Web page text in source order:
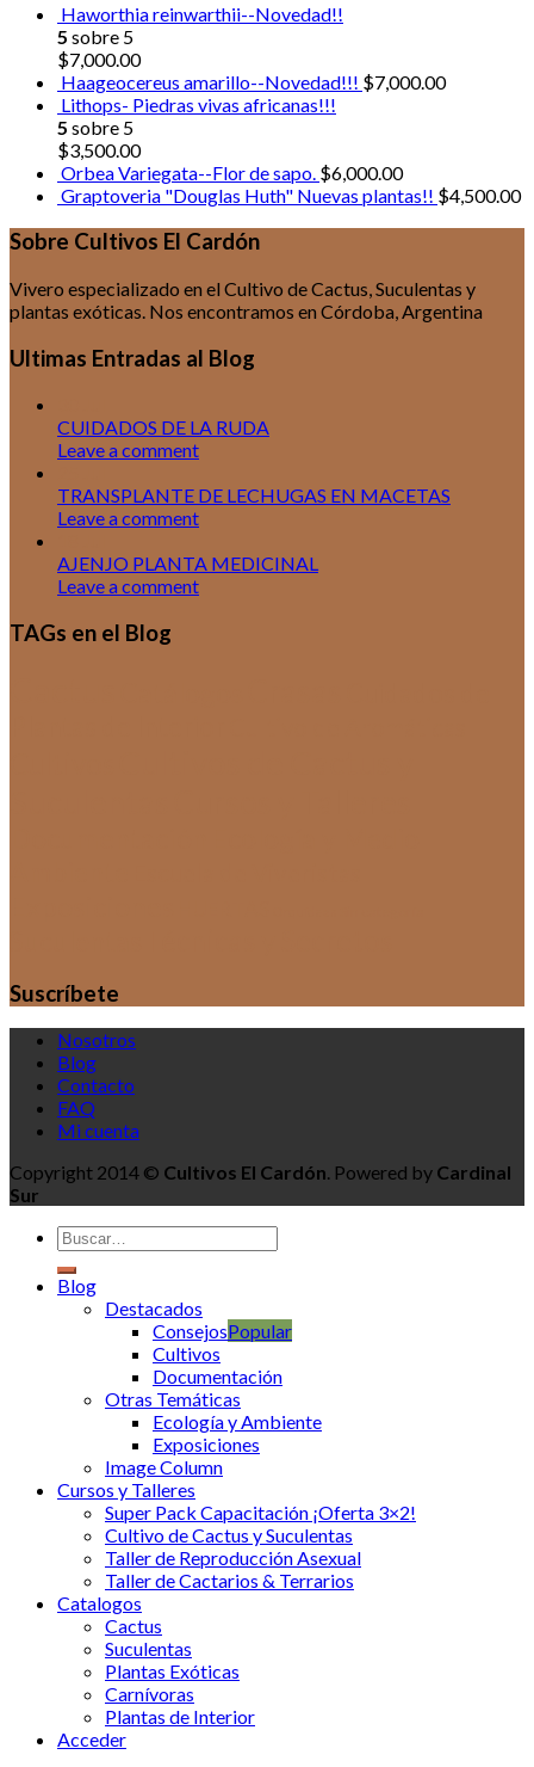
Haworthia reinwarthii--Novedad!!
5 sobre 5
$7,000.00
Haageocereus amarillo--Novedad!!! $7,000.00
Lithops- Piedras vivas africanas!!!
5 sobre 5
$3,500.00
Orbea Variegata--Flor de sapo. $6,000.00
Graptoveria "Douglas Huth" Nuevas plantas!! $4,500.00
Sobre Cultivos El Cardón
Vivero especializado en el Cultivo de Cactus, Suculentas y
plantas exóticas. Nos encontramos en Córdoba, Argentina
Ultimas Entradas al Blog
CUIDADOS DE LA RUDA
Leave a comment
TRANSPLANTE DE LECHUGAS EN MACETAS
Leave a comment
AJENJO PLANTA MEDICINAL
Leave a comment
TAGs en el Blog
Suscríbete
Nosotros
Blog
Contacto
FAQ
Mi cuenta
Copyright 2014 © Cultivos El Cardón. Powered by Cardinal
Sur
Blog
Destacados
Consejos
Cultivos
Documentación
Otras Temáticas
Ecología y Ambiente
Exposiciones
Image Column
Cursos y Talleres
Super Pack Capacitación ¡Oferta 3×2!
Cultivo de Cactus y Suculentas
Taller de Reproducción Asexual
Taller de Cactarios & Terrarios
Catalogos
Cactus
Suculentas
Plantas Exóticas
Carnívoras
Plantas de Interior
Acceder